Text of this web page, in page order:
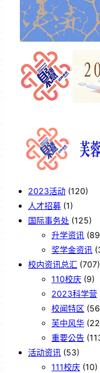
2023活动 (120)
人才招募 (1)
国际事务处 (125)
升学资讯
奖学金资讯
校内资讯总汇 (707)
110校庆 (9)
2023科学营
校闻特区
芙中风华
重要公告
活动资讯 (53)
111校庆 (10)